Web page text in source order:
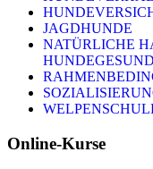
JAGDHUNDE
NATÜRLICHE
Online-Kurse